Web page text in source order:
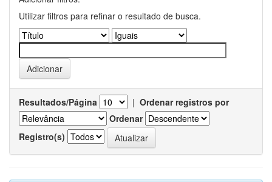
Utilizar filtros para refinar o resultado de busca.
Resultados/Página | Ordenar registros por
Ordenar
Registro(s)